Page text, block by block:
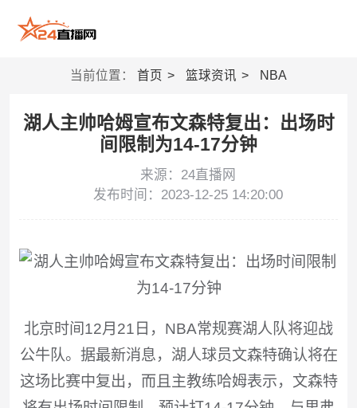
当前位置： 首页 篮球资讯 NBA
湖人主帅哈姆宣布文森特复出：出场时
间限制为14-17分钟
来源：24直播网
发布时间：2023-12-25 14:20:00
北京时间12月21日，NBA常规赛湖人队将迎战
公牛队。据最新消息，湖人球员文森特确认将在
这场比赛中复出，而且主教练哈姆表示，文森特